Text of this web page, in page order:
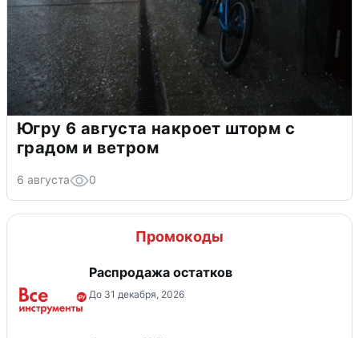
Югру 6 августа накроет шторм с
градом и ветром
6 августа 0
Промокоды
Распродажа остатков
До 31 декабря, 2026